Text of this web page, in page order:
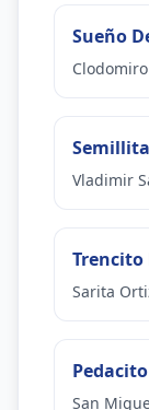
Sueño
Vladimir
Trencito
Sarita
San